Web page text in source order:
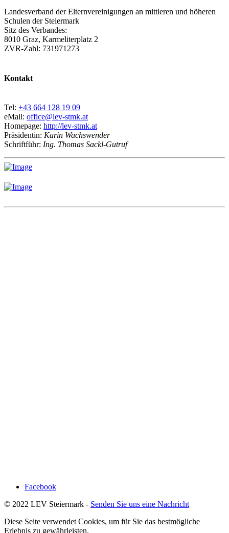
Landesverband der Elternvereinigungen an mittleren und höheren
Schulen der Steiermark
Sitz des Verbandes:
8010 Graz, Karmeliterplatz 2
ZVR-Zahl: 731971273
Kontakt
Tel: +43 664 128 19 09
eMail: office@lev-stmk.at
Homepage: http://lev-stmk.at
Präsidentin: Karin Wachswender
Schriftführ: Ing. Thomas Sackl-Gutruf
Facebook
© 2022 LEV Steiermark - Senden Sie uns eine Nachricht
Diese Seite verwendet Cookies, um für Sie das bestmögliche
Erlebnis zu gewährleisten.